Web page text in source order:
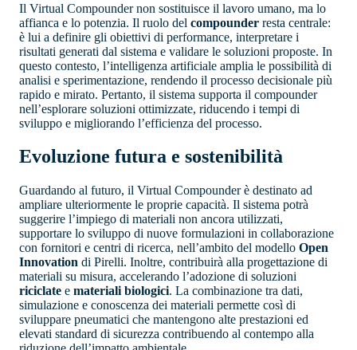
Il Virtual Compounder non sostituisce il lavoro umano, ma lo
affianca e lo potenzia. Il ruolo del compounder resta centrale:
è lui a definire gli obiettivi di performance, interpretare i
risultati generati dal sistema e validare le soluzioni proposte. In
questo contesto, l’intelligenza artificiale amplia le possibilità di
analisi e sperimentazione, rendendo il processo decisionale più
rapido e mirato. Pertanto, il sistema supporta il compounder
nell’esplorare soluzioni ottimizzate, riducendo i tempi di
sviluppo e migliorando l’efficienza del processo.
Evoluzione futura e sostenibilità
Guardando al futuro, il Virtual Compounder è destinato ad
ampliare ulteriormente le proprie capacità. Il sistema potrà
suggerire l’impiego di materiali non ancora utilizzati,
supportare lo sviluppo di nuove formulazioni in collaborazione
con fornitori e centri di ricerca, nell’ambito del modello Open
Innovation di Pirelli. Inoltre, contribuirà alla progettazione di
materiali su misura, accelerando l’adozione di soluzioni
riciclate e materiali biologici. La combinazione tra dati,
simulazione e conoscenza dei materiali permette così di
sviluppare pneumatici che mantengono alte prestazioni ed
elevati standard di sicurezza contribuendo al contempo alla